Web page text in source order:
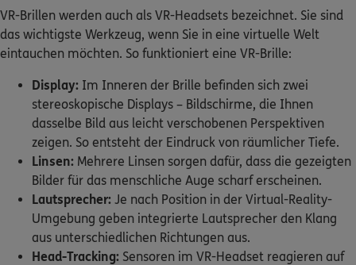
VR-Brillen werden auch als VR-Headsets bezeichnet. Sie sind
das wichtigste Werkzeug, wenn Sie in eine virtuelle Welt
eintauchen möchten. So funktioniert eine VR-Brille:
Display: Im Inneren der Brille befinden sich zwei
stereoskopische Displays – Bildschirme, die Ihnen
dasselbe Bild aus leicht verschobenen Perspektiven
zeigen. So entsteht der Eindruck von räumlicher Tiefe.
Linsen: Mehrere Linsen sorgen dafür, dass die gezeigten
Bilder für das menschliche Auge scharf erscheinen.
Lautsprecher: Je nach Position in der Virtual-Reality-
Umgebung geben integrierte Lautsprecher den Klang
aus unterschiedlichen Richtungen aus.
Head-Tracking: Sensoren im VR-Headset reagieren auf